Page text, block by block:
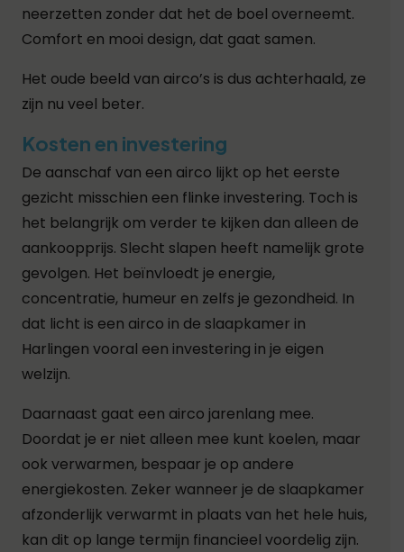
neerzetten zonder dat het de boel overneemt.
Comfort en mooi design, dat gaat samen.
Het oude beeld van airco’s is dus achterhaald, ze
zijn nu veel beter.
Kosten en investering
De aanschaf van een airco lijkt op het eerste
gezicht misschien een flinke investering. Toch is
het belangrijk om verder te kijken dan alleen de
aankoopprijs. Slecht slapen heeft namelijk grote
gevolgen. Het beïnvloedt je energie,
concentratie, humeur en zelfs je gezondheid. In
dat licht is een airco in de slaapkamer in
Harlingen vooral een investering in je eigen
welzijn.
Daarnaast gaat een airco jarenlang mee.
Doordat je er niet alleen mee kunt koelen, maar
ook verwarmen, bespaar je op andere
energiekosten. Zeker wanneer je de slaapkamer
afzonderlijk verwarmt in plaats van het hele huis,
kan dit op lange termijn financieel voordelig zijn.